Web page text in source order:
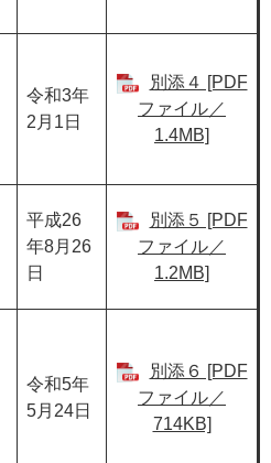
令和3年
2月1日
別添４ [PDF
ファイル／
1.4MB]
平成26
年8月26
日
別添５ [PDF
ファイル／
1.2MB]
令和5年
5月24日
別添６ [PDF
ファイル／
714KB]